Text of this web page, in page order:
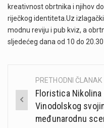
kreativnost obrtnika i njihov
riječkog identiteta.Uz
modnu reviju i pub kviz, a
sljedećeg dana od 10 do 20.30
Post
navigation
PRETHODNI ČLANAK
Floristica Nikolina
Vinodolskog
međunarodnu